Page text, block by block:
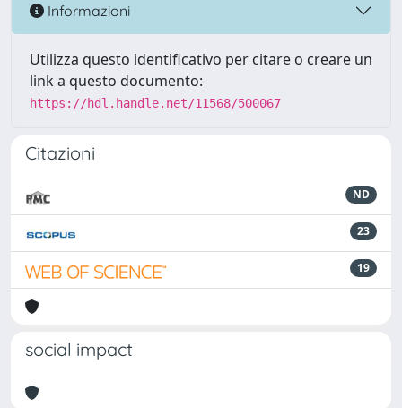
Informazioni
Utilizza questo identificativo per citare o creare un
link a questo documento:
https://hdl.handle.net/11568/500067
Citazioni
ND
23
19
social impact